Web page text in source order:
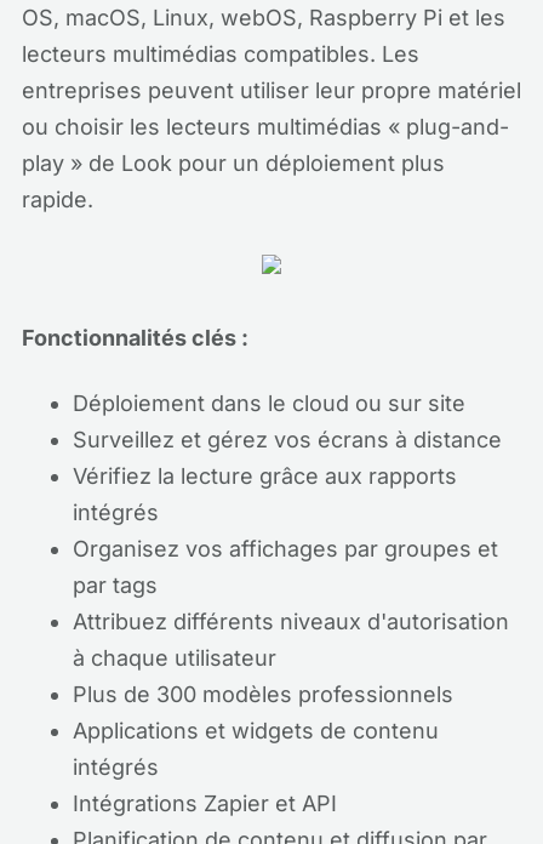
OS, macOS, Linux, webOS, Raspberry Pi et les
lecteurs multimédias compatibles. Les
entreprises peuvent utiliser leur propre matériel
ou choisir les lecteurs multimédias « plug-and-
play » de Look pour un déploiement plus
rapide.
Fonctionnalités clés :
Déploiement dans le cloud ou sur site
Surveillez et gérez vos écrans à distance
Vérifiez la lecture grâce aux rapports
intégrés
Organisez vos affichages par groupes et
par tags
Attribuez différents niveaux d'autorisation
à chaque utilisateur
Plus de 300 modèles professionnels
Applications et widgets de contenu
intégrés
Intégrations Zapier et API